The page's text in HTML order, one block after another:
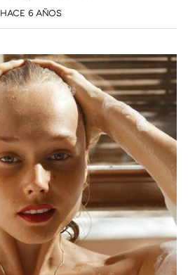
HACE 6 AÑOS